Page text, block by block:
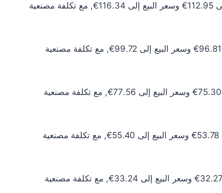
سعر الذهب عيار 21 اليوم يبلغ 102.68€ للشراء الخام و105.76€ للبيع الخام. أما مع إضافة المصنعية، فيرتفع سعر الشراء إلى 112.95€ وسعر البيع إلى 116.34€, مع تكلفة مصنعية
سعر الذهب عيار 18 اليوم يبلغ 88.01€ للشراء الخام و90.65€ للبيع الخام. أما مع إضافة المصنعية، فيرتفع سعر الشراء إلى 96.81€ وسعر البيع إلى 99.72€, مع تكلفة مصنعية
سعر الذهب عيار 14 اليوم يبلغ 68.45€ للشراء الخام و70.51€ للبيع الخام. أما مع إضافة المصنعية، فيرتفع سعر الشراء إلى 75.30€ وسعر البيع إلى 77.56€, مع تكلفة مصنعية
سعر الذهب عيار 10 اليوم يبلغ 48.89€ للشراء الخام و50.36€ للبيع الخام. أما مع إضافة المصنعية، فيرتفع سعر الشراء إلى 53.78€ وسعر البيع إلى 55.40€, مع تكلفة مصنعية
سعر الذهب عيار 6 اليوم يبلغ 29.34€ للشراء الخام و30.22€ للبيع الخام. أما مع إضافة المصنعية، فيرتفع سعر الشراء إلى 32.27€ وسعر البيع إلى 33.24€, مع تكلفة مصنعية